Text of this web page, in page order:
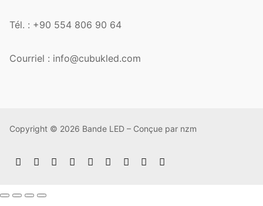
Tél. : +90 554 806 90 64
Courriel : info@cubukled.com
Copyright © 2026 Bande LED – Conçue par nzm